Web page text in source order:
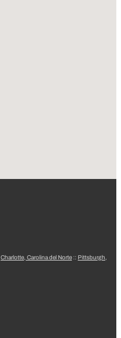
Charlotte, Carolina del Norte :: Pittsburgh,